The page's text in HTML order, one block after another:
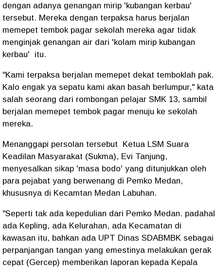
dengan adanya genangan mirip 'kubangan kerbau'
tersebut. Mereka dengan terpaksa harus berjalan
memepet tembok pagar sekolah mereka agar tidak
menginjak genangan air dari 'kolam mirip kubangan
kerbau' itu.
"Kami terpaksa berjalan memepet dekat temboklah pak.
Kalo engak ya sepatu kami akan basah berlumpur," kata
salah seorang dari rombongan pelajar SMK 13, sambil
berjalan memepet tembok pagar menuju ke sekolah
mereka.
Menanggapi persolan tersebut Ketua LSM Suara
Keadilan Masyarakat (Sukma), Evi Tanjung,
menyesalkan sikap 'masa bodo' yang ditunjukkan oleh
para pejabat yang berwenang di Pemko Medan,
khususnya di Kecamtan Medan Labuhan.
"Seperti tak ada kepedulian dari Pemko Medan. padahal
ada Kepling, ada Kelurahan, ada Kecamatan di
kawasan itu, bahkan ada UPT Dinas SDABMBK sebagai
perpanjangan tangan yang emestinya melakukan gerak
cepat (Gercep) memberikan laporan kepada Kepala